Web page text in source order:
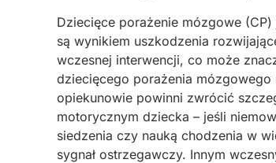
Dziecięce porażenie mózgowe
są wynikiem uszkodzenia
wczesnej interwencji, co może
dziecięcego porażenia
opiekunowie powinni zwrócić
motorycznym dziecka – jeśli
siedzenia czy nauką chodzenia w
sygnał ostrzegawczy. Innym